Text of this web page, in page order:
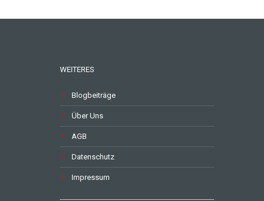
WEITERES
Blogbeiträge
Über Uns
AGB
Datenschutz
Impressum